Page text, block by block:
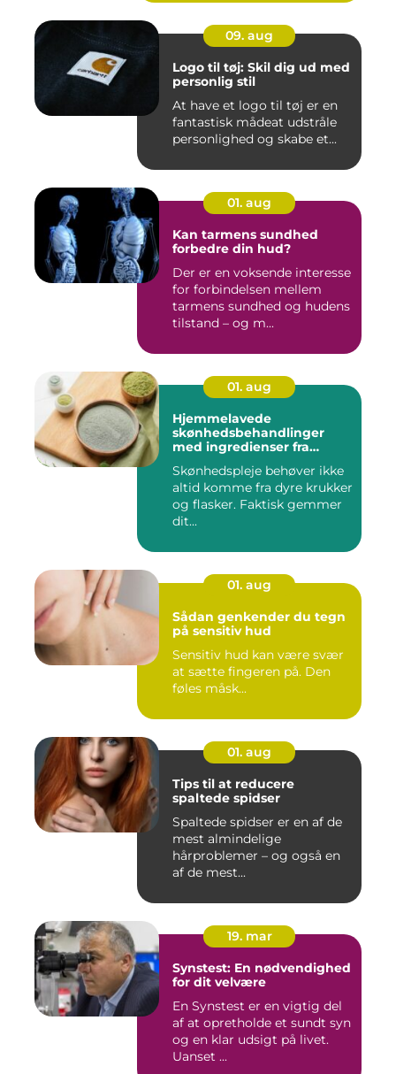
09. aug
Logo til tøj: Skil dig ud med
personlig stil
At have et logo til tøj er en
fantastisk mådeat udstråle
personlighed og skabe et...
01. aug
Kan tarmens sundhed
forbedre din hud?
Der er en voksende interesse
for forbindelsen mellem
tarmens sundhed og hudens
tilstand – og m...
01. aug
Hjemmelavede
skønhedsbehandlinger
med ingredienser fra
Skønhedspleje behøver ikke
altid komme fra dyre krukker
og flasker. Faktisk gemmer
dit...
01. aug
Sådan genkender du tegn
på sensitiv hud
Sensitiv hud kan være svær
at sætte fingeren på. Den
føles måsk...
01. aug
Tips til at reducere
spaltede spidser
Spaltede spidser er en af de
mest almindelige
hårproblemer – og også en
af de mest...
19. mar
Synstest: En nødvendighed
for dit velvære
En Synstest er en vigtig del
af at opretholde et sundt syn
og en klar udsigt på livet.
Uanset ...